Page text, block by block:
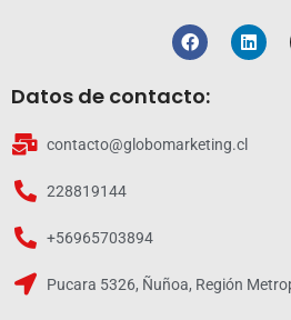
Datos de contacto:
contacto@globomarketing.cl
228819144
+56965703894
Pucara 5326, Ñuñoa, Región